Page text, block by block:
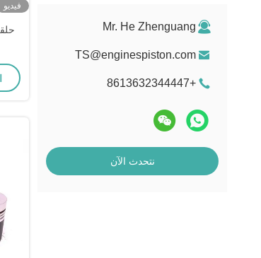
Mr. He Zhenguang
TS@enginespiston.com
+8613632344447
نتحدث الآن
فيديو